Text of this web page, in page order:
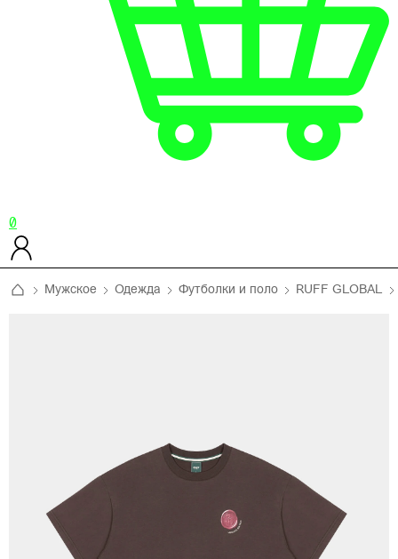
0
Мужское Одежда Футболки и поло RUFF GLOBAL